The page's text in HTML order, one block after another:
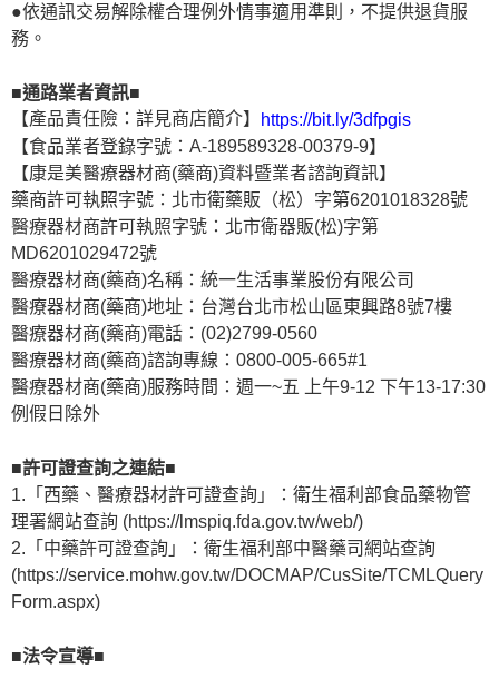
●依通訊交易解除權合理例外情事適用準則，不提供退貨服
務。
■通路業者資訊■
【產品責任險：詳見商店簡介】
https://bit.ly/3dfpgis
【食品業者登錄字號：A-189589328-00379-9】
【康是美醫療器材商(藥商)資料暨業者諮詢資訊】
藥商許可執照字號：北市衛藥販（松）字第6201018328號
醫療器材商許可執照字號：北市衛器販(松)字第
MD6201029472號
醫療器材商(藥商)名稱：統一生活事業股份有限公司
醫療器材商(藥商)地址：台灣台北市松山區東興路8號7樓
醫療器材商(藥商)電話：(02)2799-0560
醫療器材商(藥商)諮詢專線：0800-005-665#1
醫療器材商(藥商)服務時間：週一~五 上午9-12 下午13-17:30
例假日除外
■許可證查詢之連結■
1.「西藥、醫療器材許可證查詢」：衛生福利部食品藥物管
理署網站查詢 (https://lmspiq.fda.gov.tw/web/)
2.「中藥許可證查詢」：衛生福利部中醫藥司網站查詢
(https://service.mohw.gov.tw/DOCMAP/CusSite/TCMLQuery
Form.aspx)
■法令宣導■